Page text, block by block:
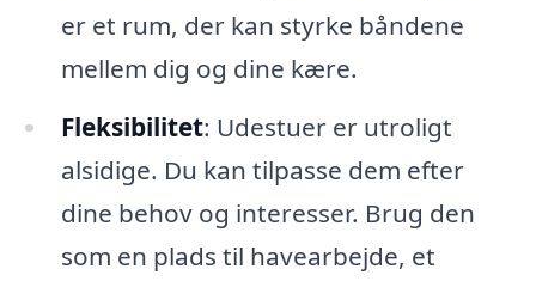
er et rum, der kan styrke båndene
mellem dig og dine kære.
Fleksibilitet: Udestuer er utroligt
alsidige. Du kan tilpasse dem efter
dine behov og interesser. Brug den
som en plads til havearbejde, et